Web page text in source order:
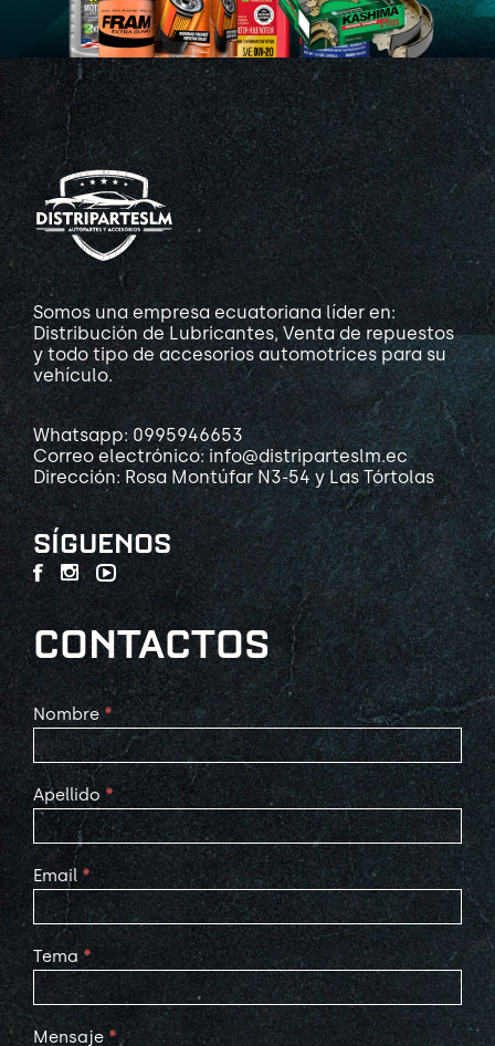
Somos una empresa ecuatoriana líder en:
Distribución de Lubricantes, Venta de repuestos
y todo tipo de accesorios automotrices para su
vehículo.
Whatsapp: 0995946653
Correo electrónico: info@distriparteslm.ec
Dirección: Rosa Montúfar N3-54 y Las Tórtolas
SÍGUENOS
CONTACTOS
Contact
Us
Nombre *
Apellido *
Email *
Tema *
Mensaje *